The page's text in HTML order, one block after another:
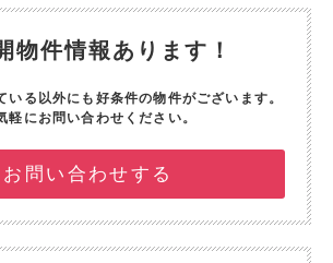
物件情報あります！
いる以外にも好条件の物件がございます。
軽にお問い合わせください。
お問い合わせする